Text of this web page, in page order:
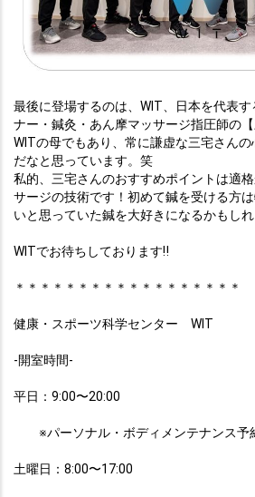
最後に登場するのは、WIT、日本を代表
ナー・鍼灸・あん摩マッサージ指圧師の
WITの母でもあり、常に謙虚な三宅さん
だなと思っています。笑
私的、三宅さんのおすすめポイントは適
サージの技術です！初めて鍼を受ける方
いと思っていた鍼を大好きになるかもし
WITでお待ちしております‼
＊＊＊＊＊＊＊＊＊＊＊＊＊＊＊＊＊＊
健康・スポーツ科学センター　WIT
-開室時間-
平日：9:00〜20:00
※パーソナル・ボディメンテナンス予
土曜日：8:00〜17:00